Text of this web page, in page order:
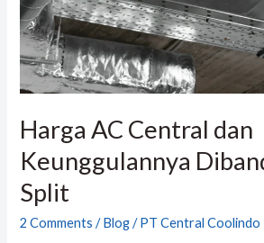
Harga AC Central dan
Keunggulannya
Split
2 Comments /Blog/PT Central
AC
Split